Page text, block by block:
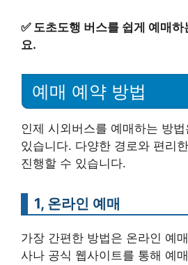
✅ 도초도행 버스를 쉽게 예매
요.
예매 예약 방법
인제 시외버스를 예매하는 방
있습니다. 다양한 경로와 편리
진행할 수 있습니다.
1, 온라인 예매
가장 간편한 방법은 온라인 예
사나 공식 웹사이트를 통해 예